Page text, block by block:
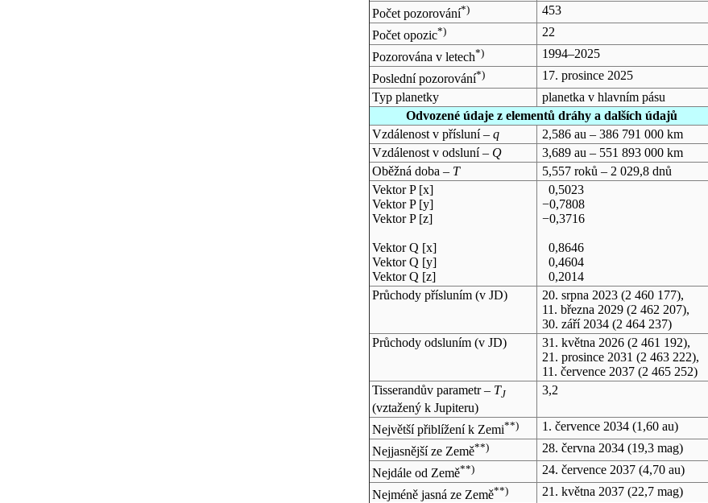
Počet pozorování*)
453
Počet opozic*)
22
Pozorována v letech*)
1994–2025
Poslední pozorování*)
17. prosince 2025
Typ planetky
planetka v hlavním pásu
Odvozené údaje z elementů dráhy a dalších údajů
Vzdálenost v přísluní – q
2,586 au – 386 791 000 km
Vzdálenost v odsluní – Q
3,689 au – 551 893 000 km
Oběžná doba – T
5,557 roků – 2 029,8 dnů
Vektor P [x]
Vektor P [y]
Vektor P [z]
Vektor Q [x]
Vektor Q [y]
Vektor Q [z]
0,5023
−0,7808
−0,3716
0,8646
0,4604
0,2014
Průchody přísluním (v JD) 20. srpna 2023(2 460 177),
11. března 2029(2 462 207),
30. září 2034(2 464 237)
Průchody odsluním (v JD) 31. května 2026(2 461 192),
21. prosince 2031 (2 463 222),
11. července 2037(2 465 252)
Tisserandův parametr – TJ
(vztažený k Jupiteru)
3,2
Největší přiblížení k Zemi**) 1. července 2034(1,60 au)
Nejjasnější ze Země**) 28. června 2034(19,3 mag)
Nejdále od Země**) 24. července 2037(4,70 au)
Nejméně jasná ze Země**) 21. května 2037(22,7 mag)